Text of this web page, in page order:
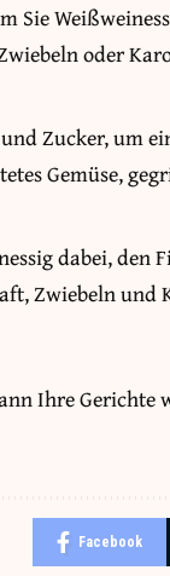
Sie
oder
Zucker, um
Gemüse,
dabei, den
Zwiebeln und
Ihre Gerichte
Facebook